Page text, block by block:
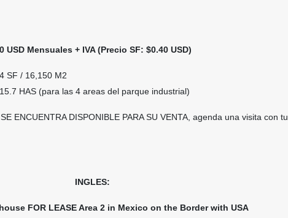
USD Mensuales + IVA (Precio SF: $0.40 USD)
SF / 16,150 M2
HAS (para las 4 areas del parque industrial)
ENCUENTRA DISPONIBLE PARA SU VENTA, agenda una visita con tu
INGLES:
FOR LEASE Area 2 in Mexico on the Border with USA